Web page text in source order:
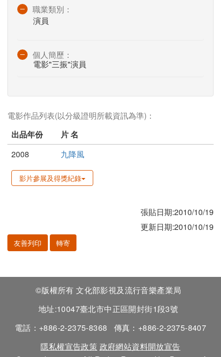
職業類別：
演員
個人簡歷：
電影"三振"演員
電影作品列表(以分級證明所載資訊為準)：
出品年份
片 名
2008
九降風
影片參展及得獎紀錄
張貼日期:2010/10/19
更新日期:2010/10/19
友善列印 轉寄
©版權所有 文化部影視及流行音樂產業局
地址:10047臺北市中正區開封街1段3號
電話：+886-2-2375-8368
傳真：+886-2-2375-8407
隱私權宣告政策 政府網站資料開放宣告